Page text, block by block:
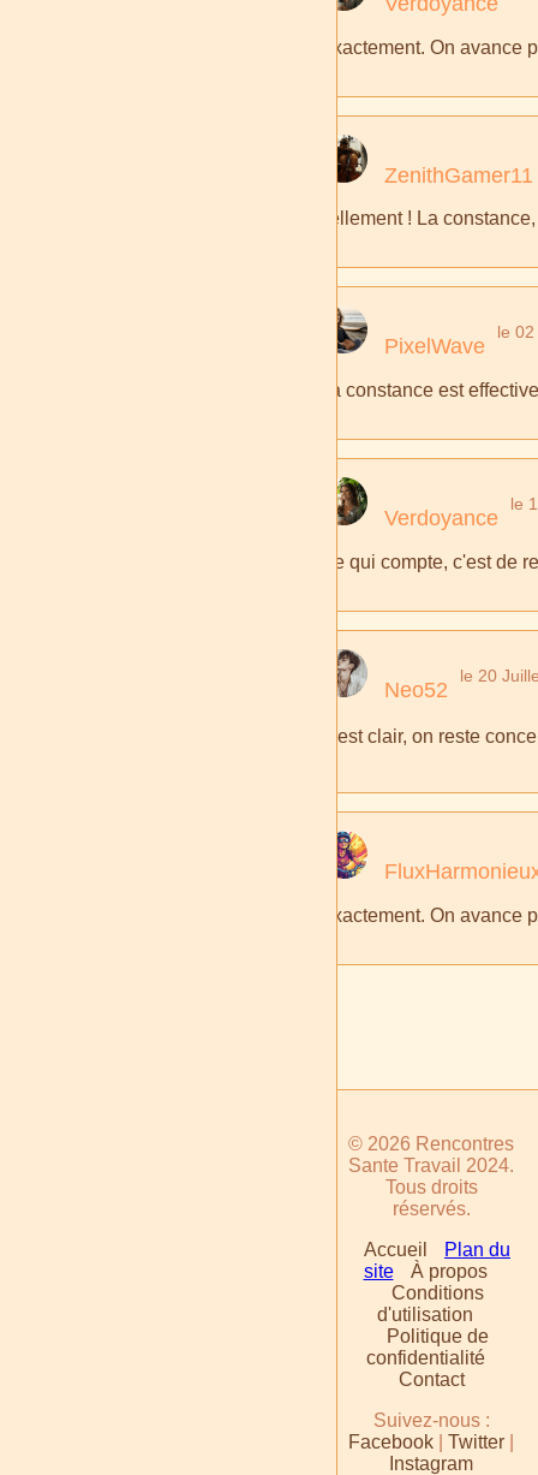
Exactement. On avance
ZenithGamer11
Tellement ! La
PixelWave
le
La constance est
Verdoyance
le
Ce qui compte, c'est de
Neo52
le 20
C'est clair, on reste
Exactement. On avance
© 2026 Rencontres
Sante Travail 2024.
Tous droits
réservés.
Accueil
Plan du
site
À propos
Conditions
d'utilisation
Politique de
confidentialité
Contact
Suivez-nous :
Facebook
Twitter
Instagram